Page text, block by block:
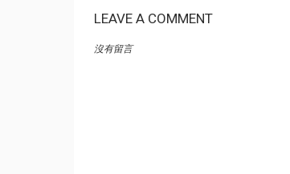
LEAVE A COMMENT
沒有留言